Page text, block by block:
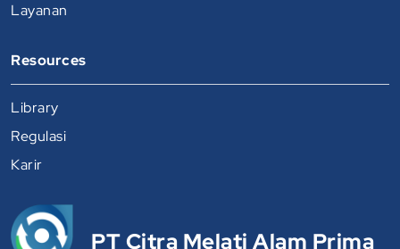
PT Citra Melati Alam Prima
Layanan
Resources
Library
Regulasi
Karir